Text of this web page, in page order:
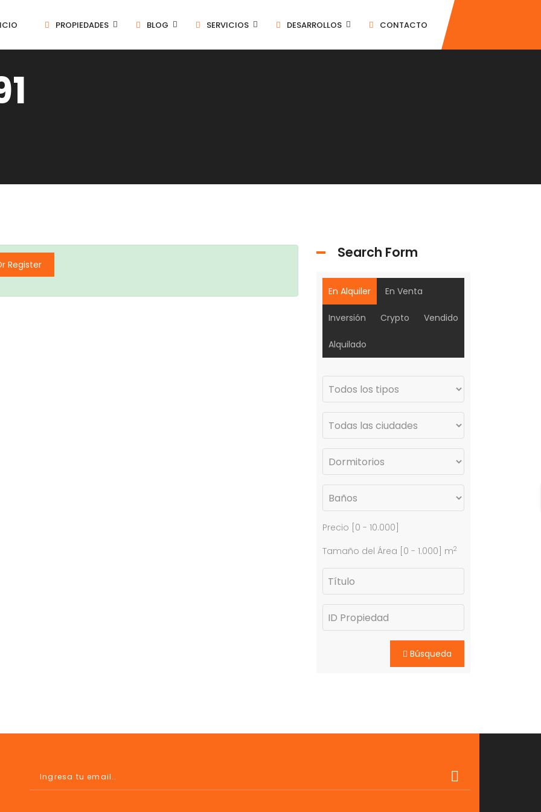
PROPIEDADES BLOG SERVICIOS DESARROLLOS CONTACTO
Register
Search Form
En Alquiler En Venta
Inversión Crypto Vendido
Alquilado
Precio [ 0 - 10.000
Tamaño del Área [ 0 - 1.000 ] m2
Búsqueda